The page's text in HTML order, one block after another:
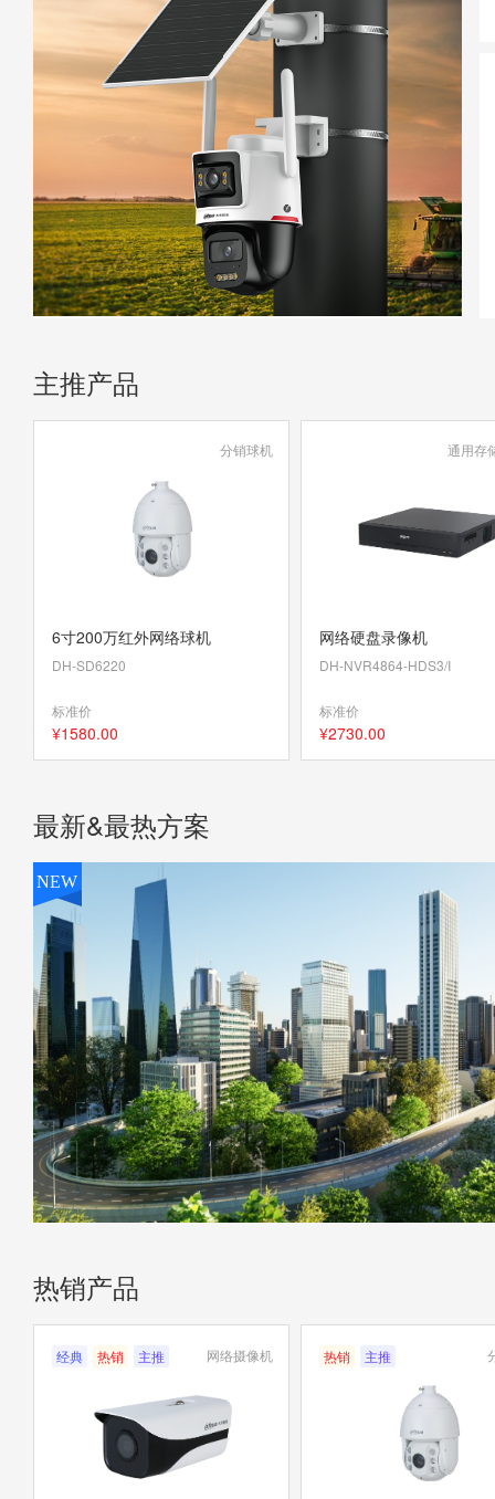
主推产品
分销球机
6寸200万红外网络球机
DH-SD6220
标准价
¥1580.00
通用存
网络硬盘录像机
DH-NVR4864-HDS3/I
标准价
¥2730.00
最新&最热方案
热销产品
经典 热销 主推 网络摄像机 热销 主推